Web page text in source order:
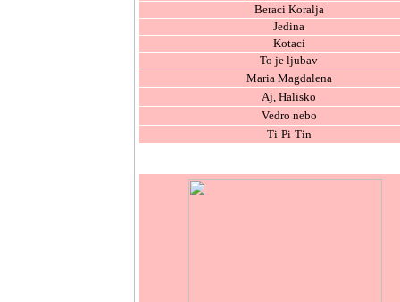
Beraci Koralja
Jedina
Kotaci
To je ljubav
Maria Magdalena
Aj, Halisko
Vedro nebo
Ti-Pi-Tin